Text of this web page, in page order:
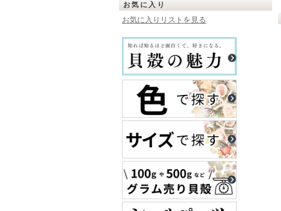
お気に入り
お気に入りリストを見る